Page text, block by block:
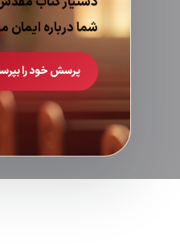
شما درباره
پرسش خود را